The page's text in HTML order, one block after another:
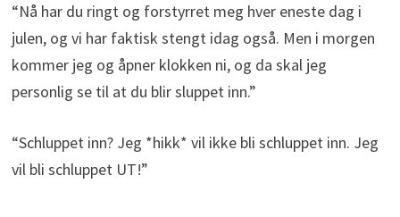
“Nå har du ringt og forstyrret meg hver eneste dag i
julen, og vi har faktisk stengt idag også. Men i morgen
kommer jeg og åpner klokken ni, og da skal jeg
personlig se til at du blir sluppet inn.”
“Schluppet inn? Jeg *hikk* vil ikke bli schluppet inn. Jeg
vil bli schluppet UT!”